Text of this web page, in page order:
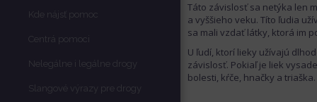
Kde nájsť pomoc
Centrá pomoci
Nelegálne i legálne drogy
Slangové výrazy pre drogy
Táto závislosť sa netýka len
a vyššieho veku. Títo ľudia
sa mali vzdať látky, ktorá im
U ľudí, ktorí lieky užívajú
závislosť. Pokiaľ je liek
bolesti, kŕče, hnačky a triaška.